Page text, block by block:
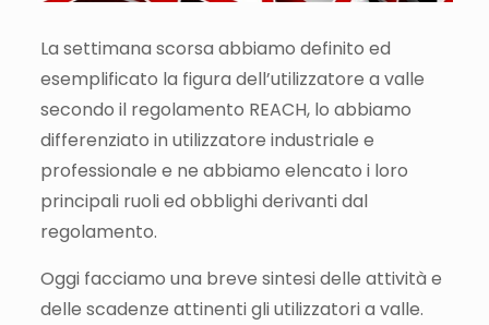
La settimana scorsa abbiamo definito ed
esemplificato la figura dell’utilizzatore a valle
secondo il regolamento REACH, lo abbiamo
differenziato in utilizzatore industriale e
professionale e ne abbiamo elencato i loro
principali ruoli ed obblighi derivanti dal
regolamento.
Oggi facciamo una breve sintesi delle attività e
delle scadenze attinenti gli utilizzatori a valle.